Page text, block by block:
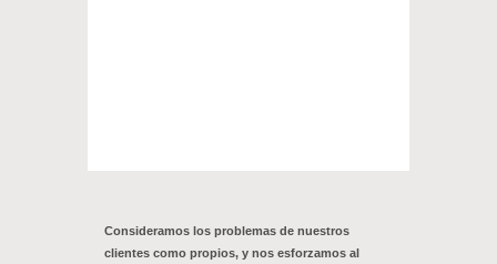
Consideramos los problemas de nuestros
clientes como propios, y nos esforzamos al